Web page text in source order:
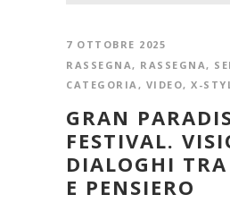
7 OTTOBRE 2025
RASSEGNA , RASSEGNA ,
CATEGORIA , VIDEO, X-
GRAN
FESTIVAL.
DIALOGHI
E PENSIERO